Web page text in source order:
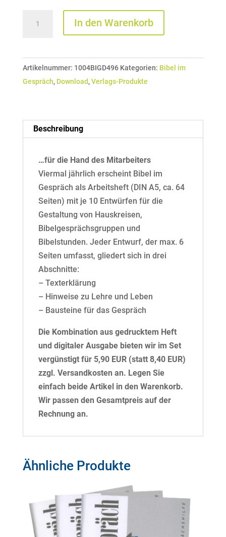
Nr.
004
(Markus
digital
Menge
In den Warenkorb
Artikelnummer: 1004BIGD496 Kategorien: Bibel im
Gespräch, Download,Verlags-Produkte
Beschreibung
…für die Hand des Mitarbeiters
Viermal jährlich erscheint Bibel im
Gespräch als Arbeitsheft (DIN A5, ca. 64
Seiten) mit je 10 Entwürfen für die
Gestaltung von Hauskreisen,
Bibelgesprächsgruppen und
Bibelstunden. Jeder Entwurf, der max. 6
Seiten umfasst, gliedert sich in drei
Abschnitte:
– Texterklärung
– Hinweise zu Lehre und Leben
– Bausteine für das Gespräch
Die Kombination aus gedrucktem Heft
und digitaler Ausgabe bieten wir im Set
vergünstigt für 5,90 EUR (statt 8,40 EUR)
zzgl. Versandkosten an. Legen Sie
einfach beide Artikel in den Warenkorb.
Wir passen den Gesamtpreis auf der
Rechnung an.
Ähnliche Produkte